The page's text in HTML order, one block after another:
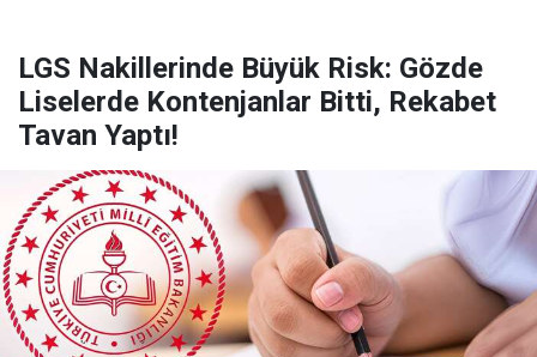
LGS Nakillerinde Büyük Risk: Gözde
Liselerde Kontenjanlar Bitti, Rekabet
Tavan Yaptı!